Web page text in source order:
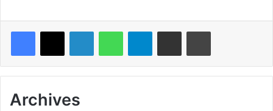
Telegram
Archives